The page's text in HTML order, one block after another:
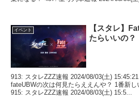
イベント
【スタレ】
たらいいの？
913: スタレZZZ速報 2024/08/03(土)
fateUBWの次は何見たらええんや？ 1番新し
915: スタレZZZ速報 2024/08/03(土) 15:5...